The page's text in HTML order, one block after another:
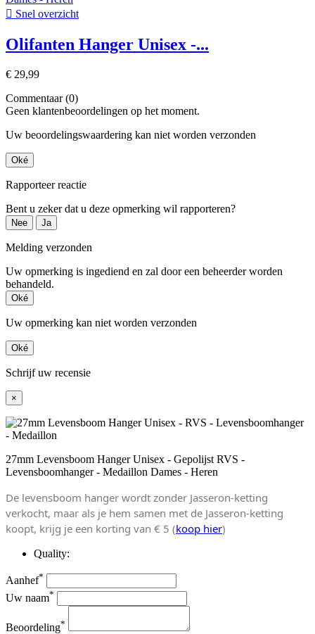
 Snel overzicht
Olifanten Hanger Unisex -...
€ 29,99
Commentaar (0)
Geen klantenbeoordelingen op het moment.
Uw beoordelingswaardering kan niet worden verzonden
Oké
Rapporteer reactie
Bent u zeker dat u deze opmerking wil rapporteren?
Nee Ja
Melding verzonden
Uw opmerking is ingediend en zal door een beheerder worden
behandeld.
Oké
Uw opmerking kan niet worden verzonden
Oké
Schrijf uw recensie
×
27mm Levensboom Hanger Unisex - Gepolijst RVS -
Levensboomhanger - Medaillon Dames - Heren
De levensboom hanger wordt zonder Jasseron-ketting
verkocht, maar als je hem samen met de Jasseron-ketting
koopt, krijg je een korting van € 5 (koop hier)
Quality:
Aanhef*
Uw naam*
Beoordeling*